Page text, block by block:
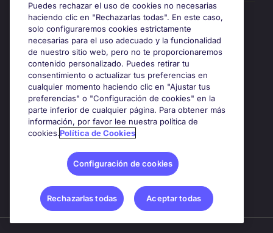
Premios y certificaciones
4.8
Puedes rechazar el uso de cookies no necesarias
haciendo clic en "Rechazarlas todas". En este caso,
solo configuraremos cookies estrictamente
necesarias para el uso adecuado y la funcionalidad
de nuestro sitio web, pero no te proporcionaremos
contenido personalizado. Puedes retirar tu
consentimiento o actualizar tus preferencias en
cualquier momento haciendo clic en "Ajustar tus
preferencias" o "Configuración de cookies" en la
parte inferior de cualquier página. Para obtener más
información, por favor lee nuestra política de
cookies.Política de Cookies
Configuración de cookies
Rechazarlas todas Aceptar todas